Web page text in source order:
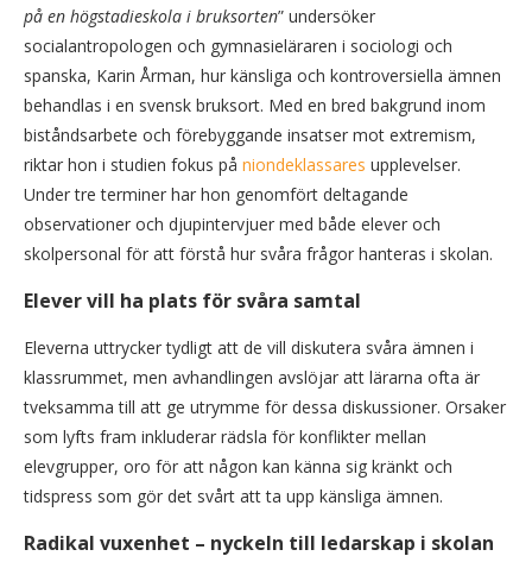
på en högstadieskola i bruksorten” undersöker
socialantropologen och gymnasieläraren i sociologi och
spanska, Karin Årman, hur känsliga och kontroversiella ämnen
behandlas i en svensk bruksort. Med en bred bakgrund inom
biståndsarbete och förebyggande insatser mot extremism,
riktar hon i studien fokus på niondeklassares upplevelser.
Under tre terminer har hon genomfört deltagande
observationer och djupintervjuer med både elever och
skolpersonal för att förstå hur svåra frågor hanteras i skolan.
Elever vill ha plats för svåra samtal
Eleverna uttrycker tydligt att de vill diskutera svåra ämnen i
klassrummet, men avhandlingen avslöjar att lärarna ofta är
tveksamma till att ge utrymme för dessa diskussioner. Orsaker
som lyfts fram inkluderar rädsla för konflikter mellan
elevgrupper, oro för att någon kan känna sig kränkt och
tidspress som gör det svårt att ta upp känsliga ämnen.
Radikal vuxenhet – nyckeln till ledarskap i skolan